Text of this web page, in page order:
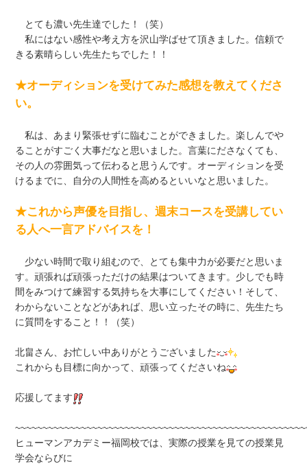
とても濃い先生達でした！（笑）
私にはない感性や考え方を沢山学ばせて頂きました。信頼で
きる素晴らしい先生たちでした！！
★オーディションを受けてみた感想を教えてくださ
い。
私は、あまり緊張せずに臨むことができました。楽しんでや
ることがすごく大事だなと思いました。言葉にださなくても、
その人の雰囲気って伝わると思うんです。オーディションを受
けるまでに、自分の人間性を高めるといいなと思いました。
★これから声優を目指し、週末コースを受講してい
る人へ一言アドバイスを！
少ない時間で取り組むので、とても集中力が必要だと思いま
す。頑張れば頑張っただけの結果はついてきます。少しでも時
間をみつけて練習する気持ちを大事にしてください！そして、
わからないことなどがあれば、思い立ったその時に、先生たち
に質問をすること！！（笑）
北畠さん、お忙しい中ありがとうございました
これからも目標に向かって、頑張ってくださいね
応援してます
ヒューマンアカデミー福岡校では、実際の授業を見ての授業見
学会ならびに